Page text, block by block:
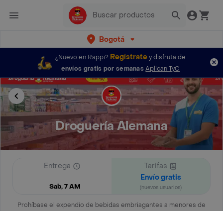
Bogotá
¿Nuevo en Rappi? Regístratey disfruta de
envíos gratis por semanas Aplican TyC
Droguería Alemana
Entrega
Sab, 7 AM
Tarifas
Envío gratis
(nuevos usuarios)
Prohíbase el expendio de bebidas embriagantes a menores de